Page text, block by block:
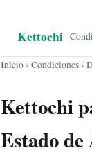
Kettochi
Inicio› Condiciones›
Kettochi
Estado